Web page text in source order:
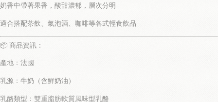
奶香中帶著果香， 酸甜濃郁，層次分明
適合搭配茶飲、氣泡酒、咖啡等各式輕食飲品
📦 商品資訊：
產地 ：法國
乳源 ：牛奶（含鮮奶油）
乳酪類型 ：雙重脂肪軟質風味型乳酪